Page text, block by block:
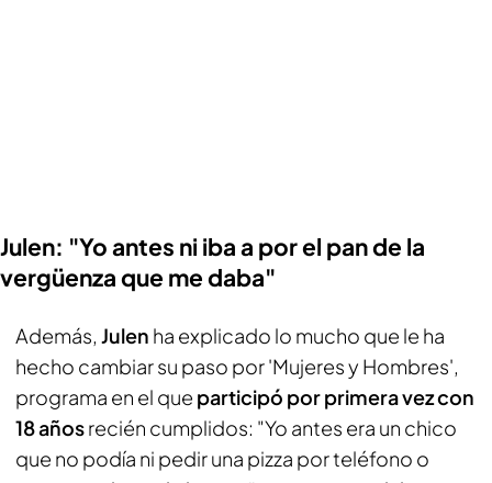
Julen: "Yo antes ni iba a por el pan de la
vergüenza que me daba"
Además, Julen ha explicado lo mucho que le ha
hecho cambiar su paso por 'Mujeres y Hombres',
programa en el que participó por primera vez con
18 añosrecién cumplidos: "Yo antes era un chico
que no podía ni pedir una pizza por teléfono o